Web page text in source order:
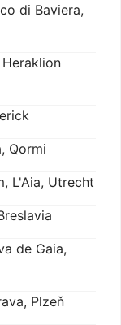
di Baviera,
Qormi
L'Aia, Utrecht
de Gaia,
Plzeň